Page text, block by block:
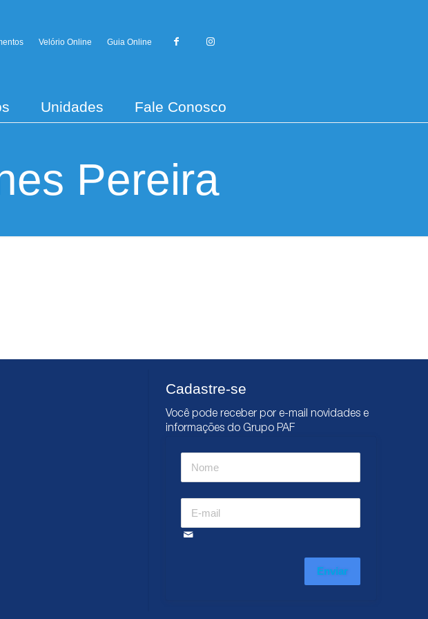
Velório Online Guia Online
Unidades Fale Conosco
Pereira
Cadastre-se
Você pode receber por e-mail novidades e
informações do Grupo PAF
Enviar